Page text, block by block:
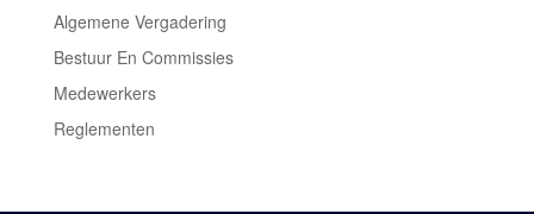
Algemene Vergadering
Bestuur En Commissies
Medewerkers
Reglementen